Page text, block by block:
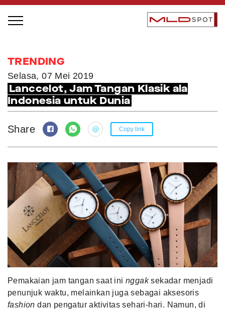
LOCAL GREATNESS
INSPIRING PEOPLE
INSPIRING PRODUCTS
INSPIRING PLACES
INSPIRING COMMUNITIES
TRENDING
EVENTS
MLDPODCAST
VIDEOS
MLDPOINTS
TRENDING
Selasa, 07 Mei 2019
Lanccelot, Jam Tangan Klasik ala
Indonesia untuk Dunia
Share Copy link
Pemakaian jam tangan saat ini nggaksekadar menjadi
penunjuk waktu, melainkan juga sebagai aksesoris
fashion dan pengatur aktivitas sehari-hari. Namun, di